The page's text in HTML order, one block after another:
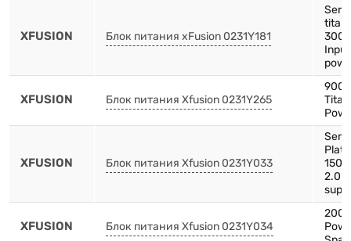
XFUSION Блок питания xFusion 0231Y181
XFUSION Блок питания Xfusion 0231Y265
XFUSION Блок питания Xfusion 0231Y033
2.0
XFUSION Блок питания Xfusion 0231Y034